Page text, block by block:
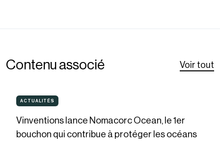
Contenu associé Voir tout
Vinventions
Nomacorc
ACTUALITÉS
ACTUALITÉS
Vinventions lance Nomacorc Ocean, le 1er
bouchon qui contribue à protéger les océans